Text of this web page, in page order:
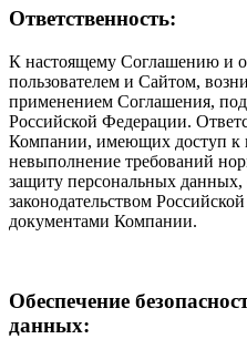
Ответственность:
К настоящему Соглашению и
пользователем и Сайтом,
применением Соглашения,
Российской Федерации.
Компании, имеющих доступ к
невыполнение требований
защиту персональных данных,
законодательством
документами Компании.
Обеспечение
данных: